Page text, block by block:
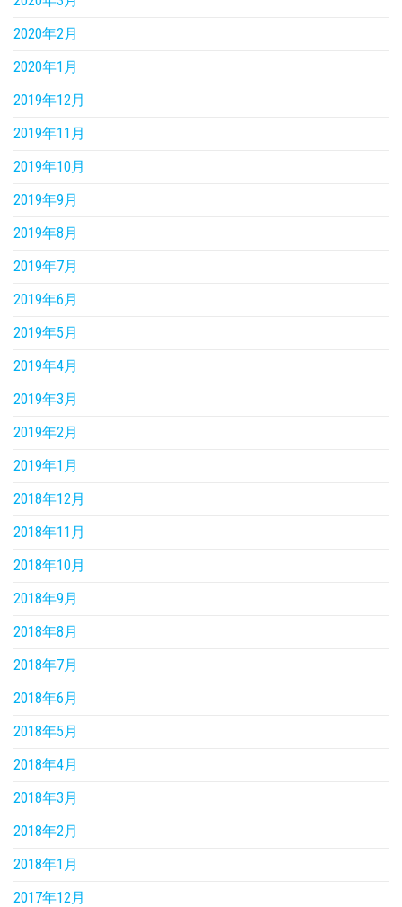
2020年2月
2020年1月
2019年12月
2019年11月
2019年10月
2019年9月
2019年8月
2019年7月
2019年6月
2019年5月
2019年4月
2019年3月
2019年2月
2019年1月
2018年12月
2018年11月
2018年10月
2018年9月
2018年8月
2018年7月
2018年6月
2018年5月
2018年4月
2018年3月
2018年2月
2018年1月
2017年12月